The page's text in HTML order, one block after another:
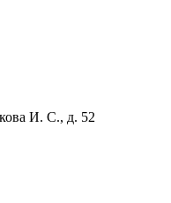
И. С., д. 52